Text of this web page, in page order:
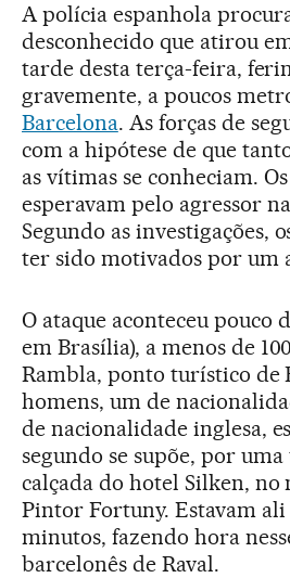
A polícia espanhola
desconhecido que atirou
tarde desta terça-feira,
gravemente, a poucos
Barcelona. As forças de
com a hipótese de que
as vítimas se conheciam.
esperavam pelo agressor
Segundo as investigações,
ter sido motivados por um
O ataque aconteceu pouco
em Brasília), a menos de
Rambla, ponto turístico de
homens, um de
de nacionalidade inglesa,
segundo se supõe, por
calçada do hotel Silken, no
Pintor Fortuny. Estavam
minutos, fazendo hora
barcelonês de Raval.